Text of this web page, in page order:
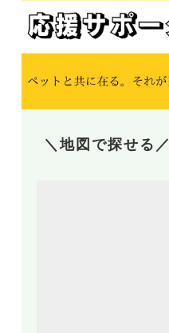
＼地図で探せる／